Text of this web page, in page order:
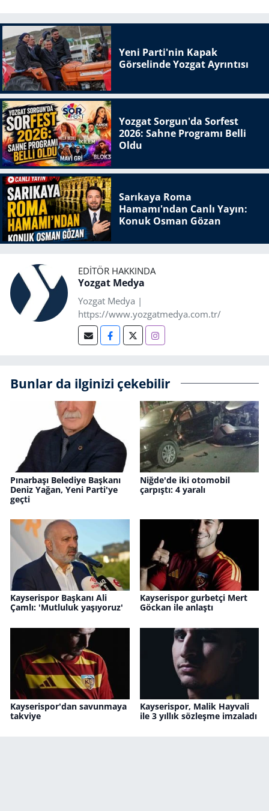
Yeni Parti'nin Kapak
Görselinde Yozgat Ayrıntısı
Yozgat Sorgun'da Sorfest
2026: Sahne Programı Belli
Oldu
Sarıkaya Roma
Hamamı'ndan Canlı Yayın:
Konuk Osman Gözan
EDITÖR HAKKINDA
Yozgat Medya
Yozgat Medya |
https://www.yozgatmedya.com.tr/
Bunlar da ilginizi çekebilir
Pınarbaşı Belediye Başkanı
Deniz Yağan, Yeni Parti'ye
geçti
Niğde'de iki otomobil
çarpıştı: 4 yaralı
Kayserispor Başkanı Ali
Çamlı: 'Mutluluk yaşıyoruz'
Kayserispor gurbetçi Mert
Göckan ile anlaştı
Kayserispor'dan savunmaya
takviye
Kayserispor, Malik Hayvali
ile 3 yıllık sözleşme imzaladı